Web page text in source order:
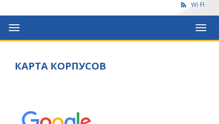
WI-FI
Университет
КАРТА КОРПУСОВ